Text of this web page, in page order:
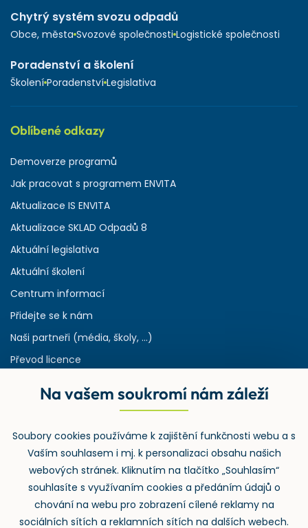
Chytrý systém svozu odpadů
Obce, města Svozové společnosti Logistické společnosti
Poradenství a školení
Školení Poradenství Legislativa
Oblíbené odkazy
Demoverze programů
Jak pracovat s programem ENVITA
Aktualizace IS ENVITA
Aktualizace SKLAD Odpadů 8
Aktuální legislativa
Aktuální školení
Centrum informací
Přidejte se k nám
Naši partneři (média, školy, ...)
Převod licence
Rejstřík používaných zkratek v odpadech
Zpětný odběr
Na vašem soukromí nám záleží
Soubory cookies používáme k zajištění funkčnosti webu a s
Vaším souhlasem i mj. k personalizaci obsahu našich
webových stránek. Kliknutím na tlačítko „Souhlasím“
souhlasíte s využívaním cookies a předáním údajů o
chování na webu pro zobrazení cílené reklamy na
sociálních sítích a reklamních sítích na dalších webech.